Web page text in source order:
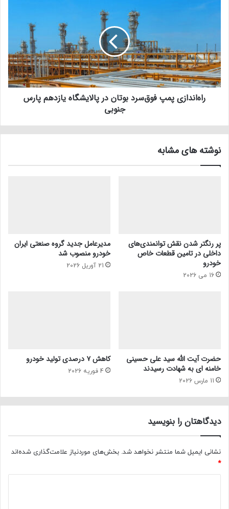
راه‌اندازی پمپ فوق‌سرد بوتان در پالایشگاه یازدهم پارس
جنوبی
نوشته های مشابه
پر رنگتر شدن نقش توانمندی‌های
داخلی در تامین قطعات خاص
خودرو
16 می 2026
مدیرعامل جدید گروه صنعتی ایران
خودرو منصوب شد
21 آوریل 2026
حضرت آیت الله سید علی حسینی
خامنه ای به شهادت رسیدند
11 مارس 2026
کاهش ۷ درصدی تولید خودرو
4 فوریه 2026
دیدگاهتان را بنویسید
نشانی ایمیل شما منتشر نخواهد شد. بخش‌های موردنیاز علامت‌گذاری شده‌اند
*